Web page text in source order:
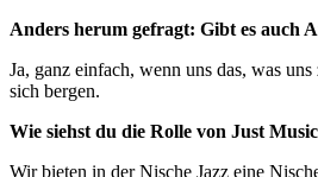
Anders herum gefragt: Gibt es auch
Ja, ganz einfach, wenn uns das, was
sich bergen.
Wie siehst du die Rolle von Just
Wir bieten in der Nische Jazz eine